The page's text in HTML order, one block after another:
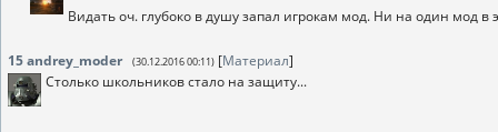
Видать оч. глубоко в душу запал игрокам мод. Ни на один мод
15andrey_moder (30.12.2016 00:11) [Материал]
Столько школьников стало на защиту...